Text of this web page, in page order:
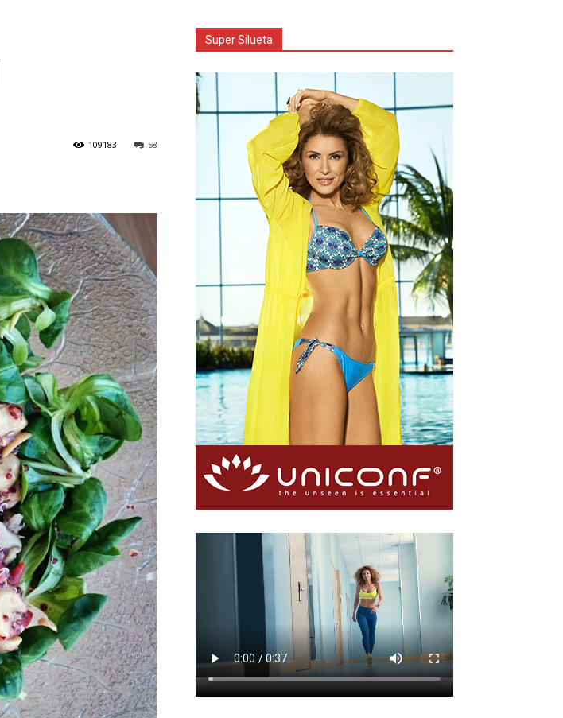
58
109183
Super Silueta